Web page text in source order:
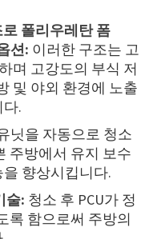
폴리우레탄 폼
션: 이러한 구조는 고
며 고강도의 부식 저
및 야외 환경에 노출
.
닛을 자동으로 청소
주방에서 유지 보수
향상시킵니다.
술: 청소 후 PCU가 정
록 함으로써 주방의